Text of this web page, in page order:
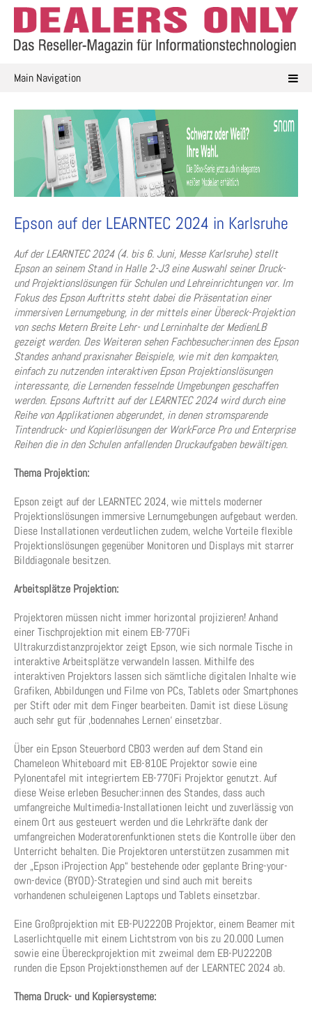
Skip
content
Main Navigation
Epson auf der LEARNTEC 2024 in Karlsruhe
Auf der LEARNTEC 2024 (4. bis 6. Juni, Messe Karlsruhe) stellt
Epson an seinem Stand in Halle 2-J3 eine Auswahl seiner Druck-
und Projektionslösungen für Schulen und Lehreinrichtungen vor. Im
Fokus des Epson Auftritts steht dabei die Präsentation einer
immersiven Lernumgebung, in der mittels einer Übereck-Projektion
von sechs Metern Breite Lehr- und Lerninhalte der MedienLB
gezeigt werden. Des Weiteren sehen Fachbesucher:innen des Epson
Standes anhand praxisnaher Beispiele, wie mit den kompakten,
einfach zu nutzenden interaktiven Epson Projektionslösungen
interessante, die Lernenden fesselnde Umgebungen geschaffen
werden. Epsons Auftritt auf der LEARNTEC 2024 wird durch eine
Reihe von Applikationen abgerundet, in denen stromsparende
Tintendruck- und Kopierlösungen der WorkForce Pro und Enterprise
Reihen die in den Schulen anfallenden Druckaufgaben bewältigen.
Thema Projektion:
Epson zeigt auf der LEARNTEC 2024, wie mittels moderner
Projektionslösungen immersive Lernumgebungen aufgebaut werden.
Diese Installationen verdeutlichen zudem, welche Vorteile flexible
Projektionslösungen gegenüber Monitoren und Displays mit starrer
Bilddiagonale besitzen.
Arbeitsplätze Projektion:
Projektoren müssen nicht immer horizontal projizieren! Anhand
einer Tischprojektion mit einem EB-770Fi
Ultrakurzdistanzprojektor zeigt Epson, wie sich normale Tische in
interaktive Arbeitsplätze verwandeln lassen. Mithilfe des
interaktiven Projektors lassen sich sämtliche digitalen Inhalte wie
Grafiken, Abbildungen und Filme von PCs, Tablets oder Smartphones
per Stift oder mit dem Finger bearbeiten. Damit ist diese Lösung
auch sehr gut für ‚bodennahes Lernen‘ einsetzbar.
Über ein Epson Steuerbord CB03 werden auf dem Stand ein
Chameleon Whiteboard mit EB-810E Projektor sowie eine
Pylonentafel mit integriertem EB-770Fi Projektor genutzt. Auf
diese Weise erleben Besucher:innen des Standes, dass auch
umfangreiche Multimedia-Installationen leicht und zuverlässig von
einem Ort aus gesteuert werden und die Lehrkräfte dank der
umfangreichen Moderatorenfunktionen stets die Kontrolle über den
Unterricht behalten. Die Projektoren unterstützen zusammen mit
der „Epson iProjection App“ bestehende oder geplante Bring-your-
own-device (BYOD)-Strategien und sind auch mit bereits
vorhandenen schuleigenen Laptops und Tablets einsetzbar.
Eine Großprojektion mit EB-PU2220B Projektor, einem Beamer mit
Laserlichtquelle mit einem Lichtstrom von bis zu 20.000 Lumen
sowie eine Übereckprojektion mit zweimal dem EB-PU2220B
runden die Epson Projektionsthemen auf der LEARNTEC 2024 ab.
Thema Druck- und Kopiersysteme: